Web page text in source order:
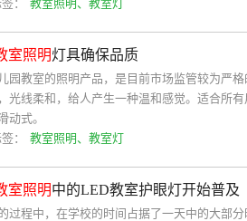
： 教室照明、教室灯
教室照明灯具确保品质
园教室的照明产品，是目前市场监管较为严
光线柔和，给人产生一种温和感觉。适合所
动式。
： 教室照明、教室灯
室照明中的LED教室护眼灯开始普及
过程中，在学校的时间占据了一天中的大部